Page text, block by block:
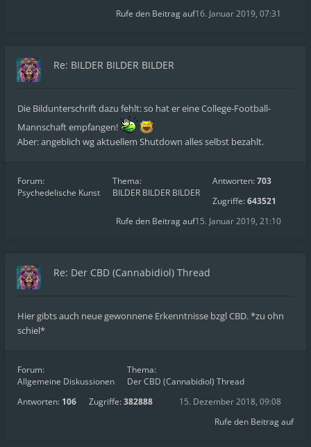
16. Januar 2019, 07:31
Rufe den Beitrag auf
Re: BILDER BILDER BILDER
Die Bildunterschrift dazu fehlt: so hat er eine College-Football-
Mannschaft empfangen!
Aber: angeblich wg aktuellem Shutdown alles selbst bezahlt.
Forum:
Psychedelische Kunst
Thema:
BILDER BILDER BILDER
Antworten:703
Zugriffe:643521
15. Januar 2019, 21:10
Rufe den Beitrag auf
Re: Der CBD (Cannabidiol) Thread
Hier gibts auch neue gewonnene Erkenntnisse bzgl CBD. *zu ohn
schiel*
Forum:
Allgemeine Diskussionen
Thema:
Der CBD (Cannabidiol) Thread
Antworten: 106 Zugriffe:382888
15. Dezember 2018, 09:08
Rufe den Beitrag auf